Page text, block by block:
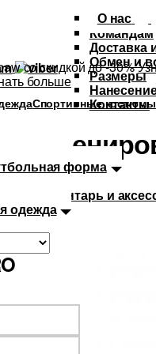
О нас
Командам
Доставка
Обмен и
Размеры
Контакты
форма
инвентарь и
одежда
со скидкой до -30%
больше
Спортивные костюмы